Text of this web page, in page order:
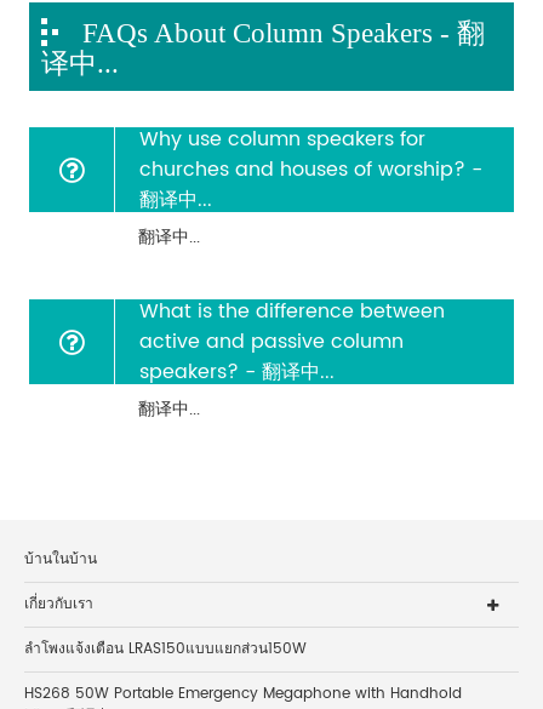
FAQs About Column Speakers - 翻
译中...
Why use column speakers for
churches and houses of worship? -
翻译中...
翻译中...
What is the difference between
active and passive column
speakers? - 翻译中...
翻译中...
บ้านในบ้าน
เกี่ยวกับเรา
ลำโพงแจ้งเตือน LRAS150แบบแยกส่วน150W
HS268 50W Portable Emergency Megaphone with Handhold